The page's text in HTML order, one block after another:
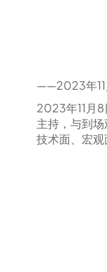
——2023年11
2023年11月
主持，与到
技术面、宏